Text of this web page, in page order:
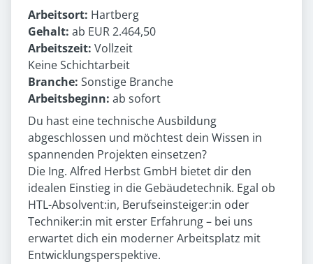
Arbeitsort: Hartberg
Gehalt: ab EUR 2.464,50
Arbeitszeit: Vollzeit
Keine Schichtarbeit
Branche: Sonstige Branche
Arbeitsbeginn: ab sofort
Du hast eine technische Ausbildung
abgeschlossen und möchtest dein Wissen in
spannenden Projekten einsetzen?
Die Ing. Alfred Herbst GmbH bietet dir den
idealen Einstieg in die Gebäudetechnik. Egal ob
HTL-Absolvent:in, Berufseinsteiger:in oder
Techniker:in mit erster Erfahrung – bei uns
erwartet dich ein moderner Arbeitsplatz mit
Entwicklungsperspektive.